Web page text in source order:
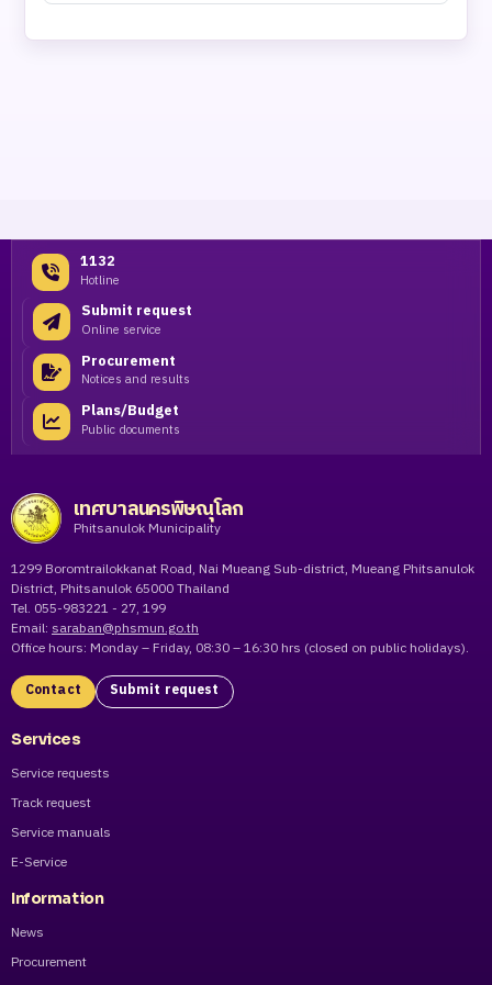
1132
Hotline
Submit request
Online service
Procurement
Notices and results
Plans/Budget
Public documents
เทศบาลนครพิษณุโลก
Phitsanulok Municipality
1299 Boromtrailokkanat Road, Nai Mueang Sub-district, Mueang Phitsanulok
District, Phitsanulok 65000 Thailand
Tel. 055-983221 - 27, 199
Email: saraban@phsmun.go.th
Office hours: Monday – Friday, 08:30 – 16:30 hrs (closed on public holidays).
Contact Submit request
Services
Service requests
Track request
Service manuals
E-Service
Information
News
Procurement